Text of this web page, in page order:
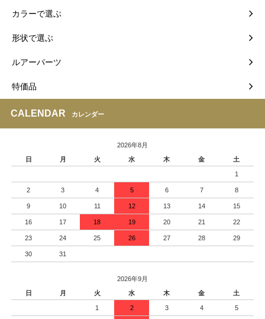
カラーで選ぶ
形状で選ぶ
ルアーパーツ
特価品
CALENDAR カレンダー
2026年8月
日
月 火 水 木 金 土
1
2 3 4 5 6 7 8
9 10 11 12 13 14 15
16 17 18 19 20 21 22
23 24 25 26 27 28 29
30 31
2026年9月
日
月 火 水 木 金 土
1 2 3 4 5